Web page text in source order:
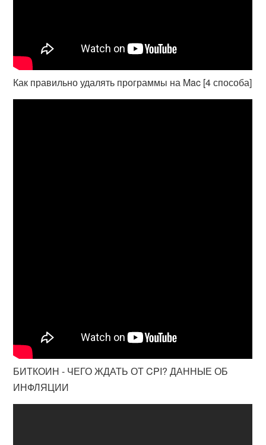
Как правильно удалять программы на Mac [4 способа]
БИТКОИН - ЧЕГО ЖДАТЬ ОТ CPI? ДАННЫЕ ОБ
ИНФЛЯЦИИ